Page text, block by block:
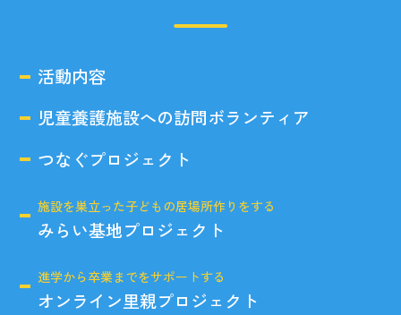
活動内容
児童養護施設への訪問ボランティア
つなぐプロジェクト
施設を巣立った子どもの居場所作りをする
みらい基地プロジェクト
進学から卒業までをサポートする
オンライン里親プロジェクト